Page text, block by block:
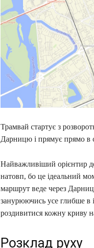
Трамвай стартує з
Дарницю і прямує прямо в
Найважливіший орієнтир
натовп, бо це ідеальний
маршрут веде через
занурюючись усе глибше в
роздивитися кожну криву
Розклад руху